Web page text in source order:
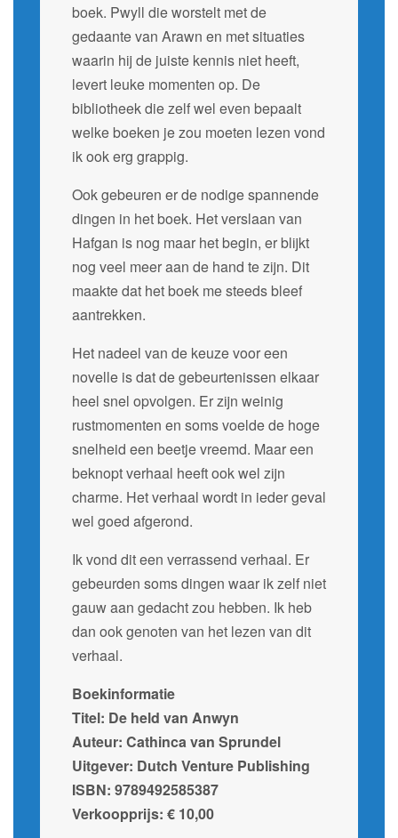
boek. Pwyll die worstelt met de
gedaante van Arawn en met situaties
waarin hij de juiste kennis niet heeft,
levert leuke momenten op. De
bibliotheek die zelf wel even bepaalt
welke boeken je zou moeten lezen vond
ik ook erg grappig.
Ook gebeuren er de nodige spannende
dingen in het boek. Het verslaan van
Hafgan is nog maar het begin, er blijkt
nog veel meer aan de hand te zijn. Dit
maakte dat het boek me steeds bleef
aantrekken.
Het nadeel van de keuze voor een
novelle is dat de gebeurtenissen elkaar
heel snel opvolgen. Er zijn weinig
rustmomenten en soms voelde de hoge
snelheid een beetje vreemd. Maar een
beknopt verhaal heeft ook wel zijn
charme. Het verhaal wordt in ieder geval
wel goed afgerond.
Ik vond dit een verrassend verhaal. Er
gebeurden soms dingen waar ik zelf niet
gauw aan gedacht zou hebben. Ik heb
dan ook genoten van het lezen van dit
verhaal.
Boekinformatie
Titel: De held van Anwyn
Auteur: Cathinca van Sprundel
Uitgever: Dutch Venture Publishing
ISBN: 9789492585387
Verkoopprijs: € 10,00